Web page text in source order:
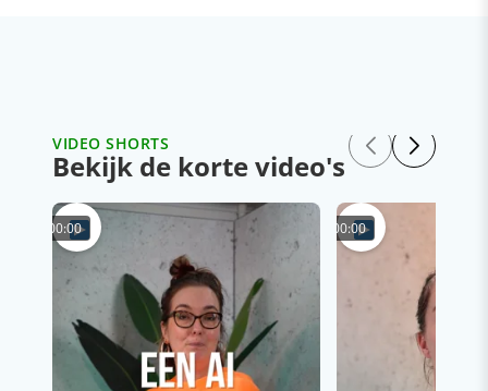
VIDEO SHORTS
Bekijk de korte video's
00:00 00:00